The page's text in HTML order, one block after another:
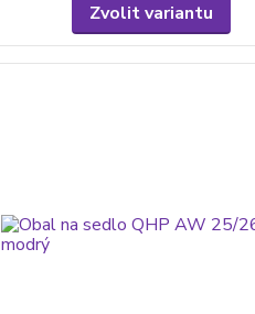
Zvolit variantu